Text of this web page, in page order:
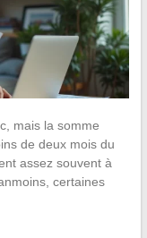
mais la somme
de deux mois du
assez souvent à
certaines